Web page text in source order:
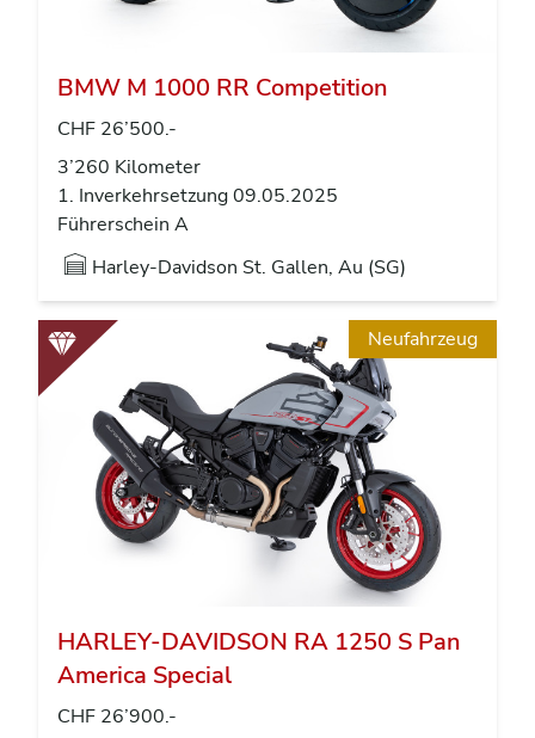
BMW M 1000 RR Competition
CHF 26’500.-
3’260 Kilometer
1. Inverkehrsetzung 09.05.2025
Führerschein A
Harley-Davidson St. Gallen, Au (SG)
Neufahrzeug
HARLEY-DAVIDSON RA 1250 S Pan
America Special
CHF 26’900.-